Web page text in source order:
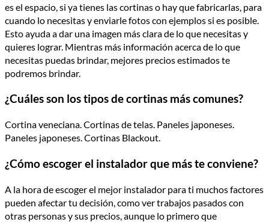
es el espacio, si ya tienes las cortinas o hay que fabricarlas, para
cuando lo necesitas y enviarle fotos con ejemplos si es posible.
Esto ayuda a dar una imagen más clara de lo que necesitas y
quieres lograr. Mientras más información acerca de lo que
necesitas puedas brindar, mejores precios estimados te
podremos brindar.
¿Cuáles son los tipos de cortinas más comunes?
Cortina veneciana. Cortinas de telas. Paneles japoneses.
Paneles japoneses. Cortinas Blackout.
¿Cómo escoger el instalador que más te conviene?
A la hora de escoger el mejor instalador para ti muchos factores
pueden afectar tu decisión, como ver trabajos pasados con
otras personas y sus precios, aunque lo primero que